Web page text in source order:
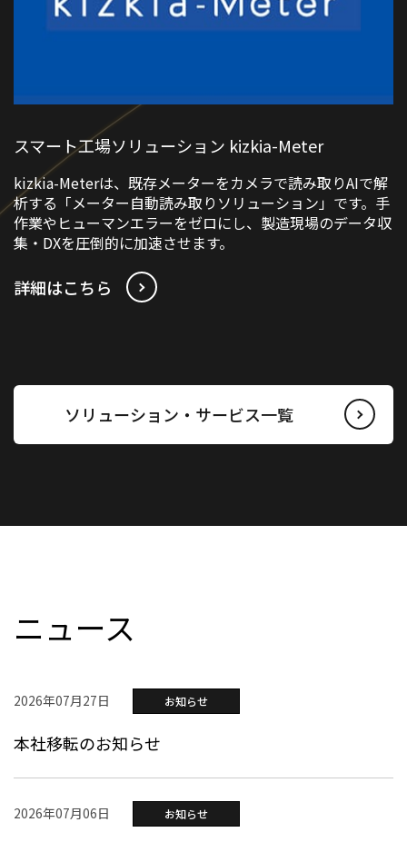
スマート工場ソリューション kizkia-Meter
kizkia-Meterは、既存メーターをカメラで読み取りAIで解
析する「メーター自動読み取りソリューション」です。手
作業やヒューマンエラーをゼロにし、製造現場のデータ収
集・DXを圧倒的に加速させます。
詳細はこちら
ソリューション・サービス一覧
ニュース
2026年07月27日 お知らせ
本社移転のお知らせ
2026年07月06日 お知らせ